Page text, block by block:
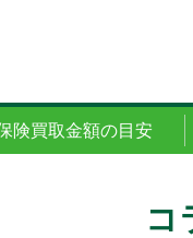
険買取金額の目安
コ